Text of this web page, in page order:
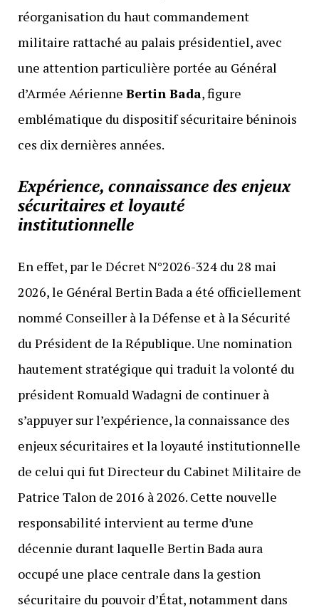
réorganisation du haut commandement
militaire rattaché au palais présidentiel, avec
une attention particulière portée au Général
d’Armée Aérienne Bertin Bada, figure
emblématique du dispositif sécuritaire béninois
ces dix dernières années.
Expérience, connaissance des enjeux
sécuritaires et loyauté
institutionnelle
En effet, par le Décret N°2026-324 du 28 mai
2026, le Général Bertin Bada a été officiellement
nommé Conseiller à la Défense et à la Sécurité
du Président de la République. Une nomination
hautement stratégique qui traduit la volonté du
président Romuald Wadagni de continuer à
s’appuyer sur l’expérience, la connaissance des
enjeux sécuritaires et la loyauté institutionnelle
de celui qui fut Directeur du Cabinet Militaire de
Patrice Talon de 2016 à 2026. Cette nouvelle
responsabilité intervient au terme d’une
décennie durant laquelle Bertin Bada aura
occupé une place centrale dans la gestion
sécuritaire du pouvoir d’État, notamment dans